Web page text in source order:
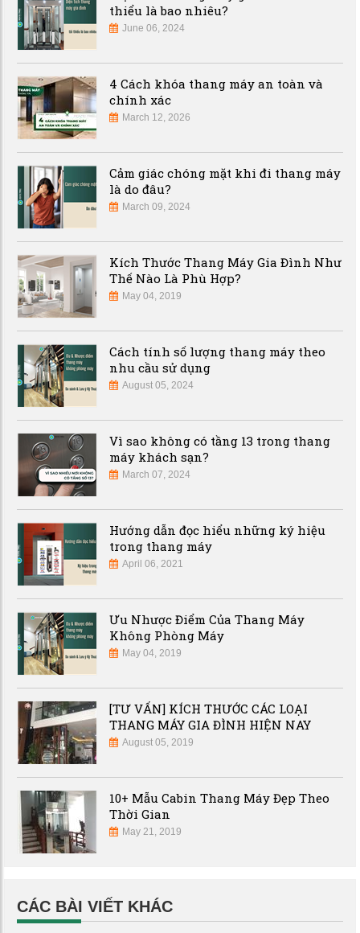
thiểu là bao nhiêu?
June 06, 2024
4 Cách khóa thang máy an toàn và
chính xác
March 12, 2026
Cảm giác chóng mặt khi đi thang máy
là do đâu?
March 09, 2024
Kích Thước Thang Máy Gia Đình Như
Thế Nào Là Phù Hợp?
May 04, 2019
Cách tính số lượng thang máy theo
nhu cầu sử dụng
August 05, 2024
Vì sao không có tầng 13 trong thang
máy khách sạn?
March 07, 2024
Hướng dẫn đọc hiểu những ký hiệu
trong thang máy
April 06, 2021
Ưu Nhược Điểm Của Thang Máy
Không Phòng Máy
May 04, 2019
[TƯ VẤN] KÍCH THƯỚC CÁC LOẠI
THANG MÁY GIA ĐÌNH HIỆN NAY
August 05, 2019
10+ Mẫu Cabin Thang Máy Đẹp Theo
Thời Gian
May 21, 2019
CÁC BÀI VIẾT KHÁC